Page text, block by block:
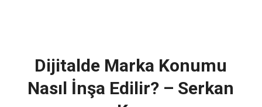
Dijitalde Marka Konumu
Nasıl İnşa Edilir? – Serkan